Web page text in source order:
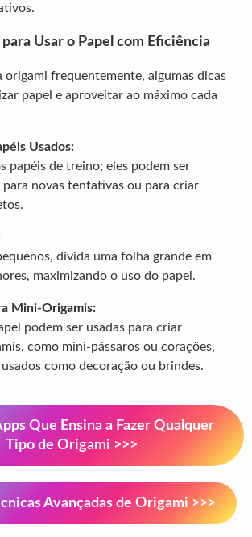
Usar o Papel com Eficiência
origami frequentemente, algumas dicas
papel e aproveitar ao máximo cada
Usados:
papéis de treino; eles podem ser
novas tentativas ou para criar
divida uma folha grande em
maximizando o uso do papel.
Mini-Origamis:
podem ser usadas para criar
como mini-pássaros ou corações,
como decoração ou brindes.
Que Ensina a Fazer Qualquer
Tipo de Origami >>>
Avançadas de Origami >>>